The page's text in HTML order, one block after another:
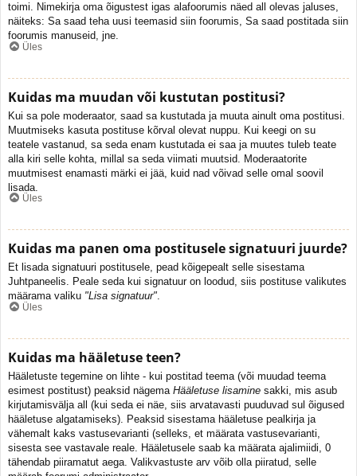
toimi. Nimekirja oma õigustest igas alafoorumis näed all olevas jaluses,
näiteks: Sa saad teha uusi teemasid siin foorumis, Sa saad postitada siin
foorumis manuseid, jne.
Üles
Kuidas ma muudan või kustutan postitusi?
Kui sa pole moderaator, saad sa kustutada ja muuta ainult oma postitusi.
Muutmiseks kasuta postituse kõrval olevat nuppu. Kui keegi on su
teatele vastanud, sa seda enam kustutada ei saa ja muutes tuleb teate
alla kiri selle kohta, millal sa seda viimati muutsid. Moderaatorite
muutmisest enamasti märki ei jää, kuid nad võivad selle omal soovil
lisada.
Üles
Kuidas ma panen oma postitusele signatuuri juurde?
Et lisada signatuuri postitusele, pead kõigepealt selle sisestama
Juhtpaneelis. Peale seda kui signatuur on loodud, siis postituse valikutes
määrama valiku "Lisa signatuur".
Üles
Kuidas ma hääletuse teen?
Hääletuste tegemine on lihte - kui postitad teema (või muudad teema
esimest postitust) peaksid nägema Hääletuse lisamine sakki, mis asub
kirjutamisvälja all (kui seda ei näe, siis arvatavasti puuduvad sul õigused
hääletuse algatamiseks). Peaksid sisestama hääletuse pealkirja ja
vähemalt kaks vastusevarianti (selleks, et määrata vastusevarianti,
sisesta see vastavale reale. Hääletusele saab ka määrata ajalimiidi, 0
tähendab piiramatut aega. Valikvastuste arv võib olla piiratud, selle